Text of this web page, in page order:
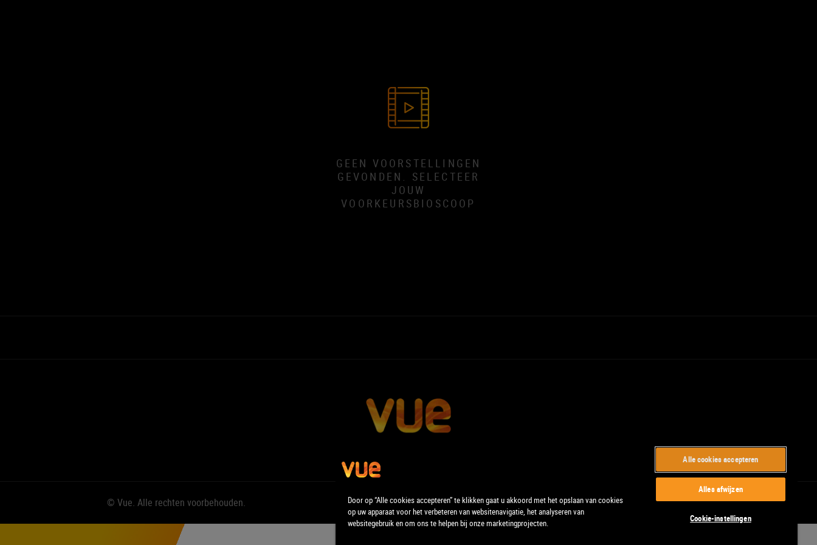
GEEN VOORSTELLINGEN
GEVONDEN. SELECTEER
JOUW
VOORKEURSBIOSCOOP
© Vue. Alle rechten voorbehouden.
Door op “Alle cookies accepteren” te klikken gaat u akkoord met het opslaan van cookies
op uw apparaat voor het verbeteren van websitenavigatie, het analyseren van
websitegebruik en om ons te helpen bij onze marketingprojecten.
Alle cookies accepteren
Alles afwijzen
Cookie-instellingen